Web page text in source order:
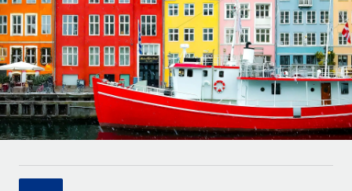
Obtenha apoio especializado em RH e
conformidade globais
CASE STUDIES
Español
Italiano
Português (Portugal)
日本語
한국어